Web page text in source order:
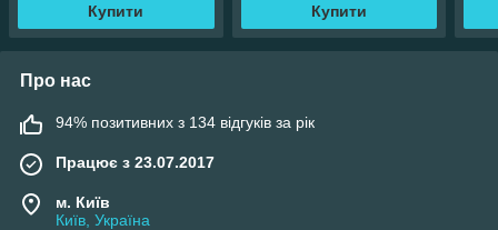
Купити Купити
Про нас
94% позитивних з 134 відгуків за рік
Працює з 23.07.2017
м. Київ
Київ, Україна